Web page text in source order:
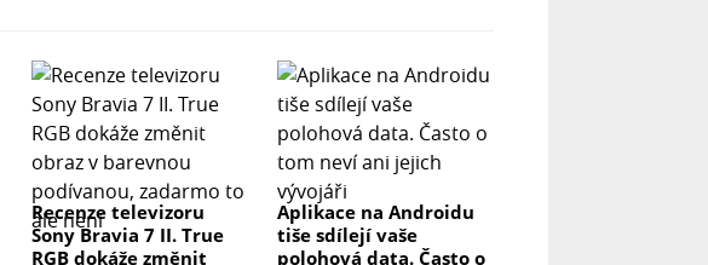
Recenze televizoru
Sony Bravia 7 II. True
RGB dokáže změnit
Aplikace na Androidu
tiše sdílejí vaše
polohová data. Často o